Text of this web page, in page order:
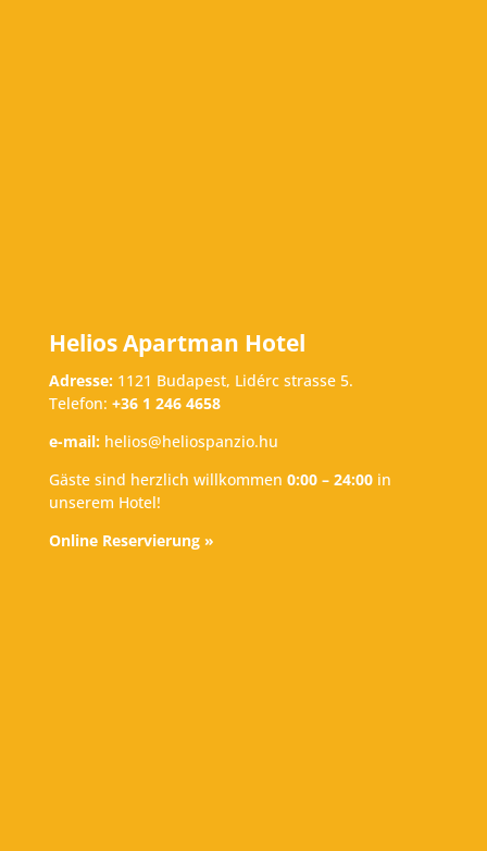
Helios Apartman Hotel
Adresse:1121 Budapest, Lidérc strasse 5.
Telefon: +36 1 246 4658
e-mail:helios@heliospanzio.hu
Gäste sind herzlich willkommen 0:00 – 24:00in
unserem Hotel!
Online Reservierung »